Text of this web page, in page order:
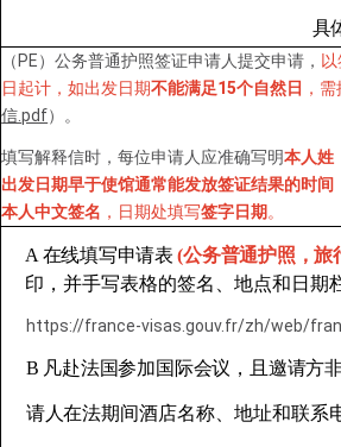
具
（PE）公务普通护照签证申请人提交申请，
日起计，如出发日期不能满足15个自然日 ，
信.pdf）。
填写解释信时，每位申请人应准确写明本人姓
出发日期早于使馆通常能发放签证结果的时间
本人中文签名 ，日期处填写签字日期 。
A 在线填写申请表 (公务普通护照，旅
印，并手写表格的签名、地点和日期
https://france-visas.gouv.fr/zh/web/
B 凡赴法国参加国际会议，且邀请方
请人在法期间酒店名称、地址和联系